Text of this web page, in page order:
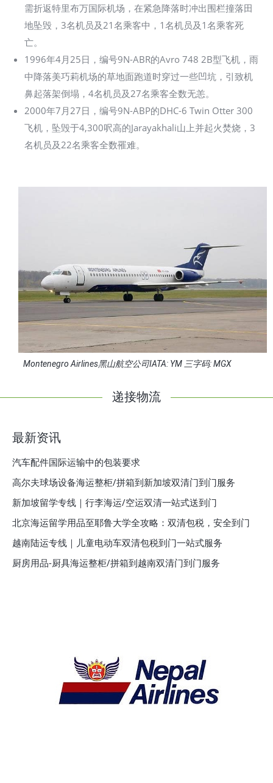
需折返特里布万国际机场，在紧急降落时冲出围栏撞落田
地坠毁，3名机员及21名乘客中，1名机员及1名乘客死
亡。
1996年4月25日，编号9N-ABR的Avro 748 2B型飞机，雨
中降落美巧莉机场的草地面跑道时穿过一些凹坑，引致机
鼻起落架倒塌，4名机员及27名乘客全数无恙。
2000年7月27日，编号9N-ABP的DHC-6 Twin Otter 300
飞机，坠毁于4,300呎高的Jarayakhali山上并起火焚烧，3
名机员及22名乘客全数罹难。
Montenegro Airlines黑山航空公司IATA: YM 三字码: MGX
递接物流
最新资讯
汽车配件国际运输中的包装要求
高尔夫球场设备海运整柜/拼箱到新加坡双清门到门服务
新加坡留学专线｜行李海运/空运双清一站式送到门
北京海运留学用品至耶鲁大学全攻略：双清包税，安全到门
越南陆运专线｜儿童电动车双清包税到门一站式服务
厨房用品-厨具海运整柜/拼箱到越南双清门到门服务